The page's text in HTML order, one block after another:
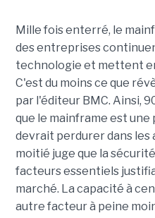
Mille fois enterré, le
des entreprises
technologie et mettent
C'est du moins ce que
par l'éditeur BMC. Ainsi,
que le mainframe est
devrait perdurer dans les
moitié juge que la
facteurs essentiels
marché. La capacité à
autre facteur à peine